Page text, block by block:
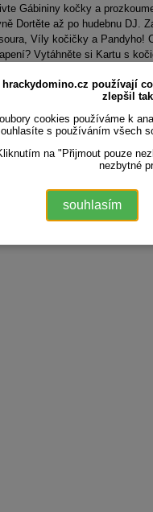
Gábininy kočky a
Dortěte až po hudebnu DJ.
Víly kočičky a Pandyho!
Vytáhněte si Kartu s
ani karta Ve vězení! Je čas
dobrodružství v kouzelném
hrackydomino.cz používají
zlepšil
cookies používáme k
s používáním všech
na "Přijmout pouze
nezbytné
souhlasím